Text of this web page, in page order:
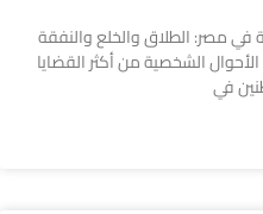
في مصر: الطلاق والخلع والنفقة
الشخصية من أكثر القضايا
في